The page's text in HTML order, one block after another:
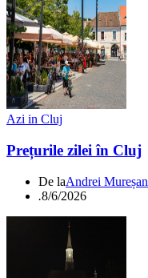
Azi in Cluj
Prețurile zilei în Cluj
De laAndrei Mureșan
.8/6/2026